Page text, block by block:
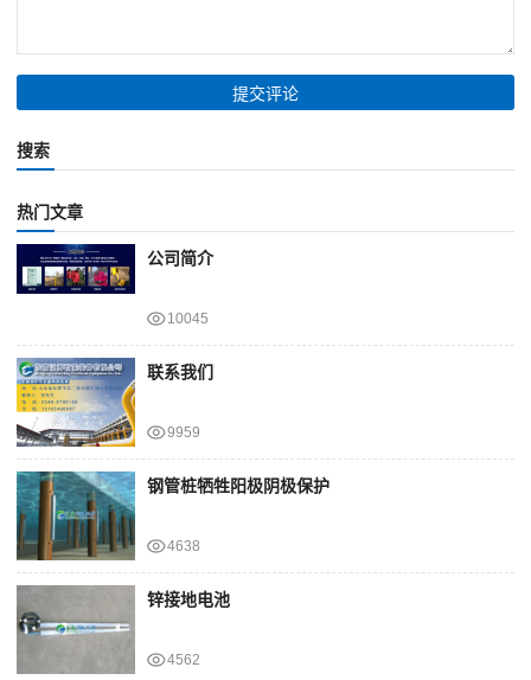
搜索
热门文章
公司简介
10045
联系我们
9959
钢管桩牺牲阳极阴极保护
4638
锌接地电池
4562